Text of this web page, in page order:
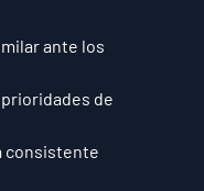
ante los
de
consistente